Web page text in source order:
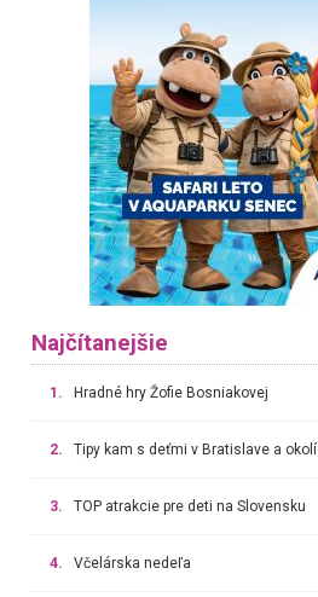
Najčítanejšie
1. Hradné hry Žofie Bosniakovej
2. Tipy kam s deťmi v Bratislave a okolí
3. TOP atrakcie pre deti na Slovensku
4. Včelárska nedeľa